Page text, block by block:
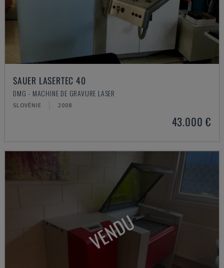
SAUER LASERTEC 40
DMG - MACHINE DE GRAVURE LASER
SLOVÉNIE 2008
43.000 €
VENDU